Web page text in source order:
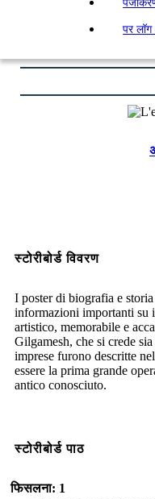
पर
स्टोरीबोर्ड विवरण
I poster di biografia e
informazioni importanti su
artistico, memorabile e
Gilgamesh, che si crede
imprese furono descritte
essere la prima grande
antico conosciuto.
स्टोरीबोर्ड पाठ
फिसलना: 1